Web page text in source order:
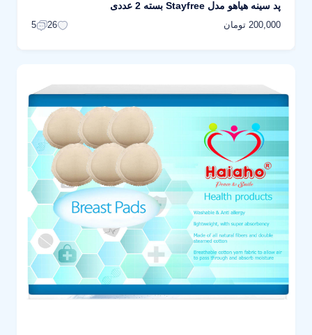
پد سینه هیاهو مدل Stayfree بسته 2 عددی
200,000 تومان 26
5